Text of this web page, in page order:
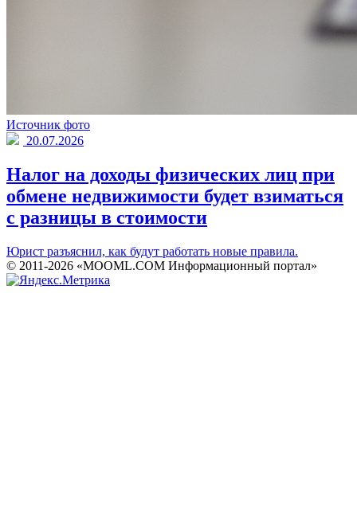
Источник фото
20.07.2026
Налог на доходы физических лиц при
обмене недвижимости будет взиматься
с разницы в стоимости
Юрист разъяснил, как будут работать новые правила.
© 2011-2026 «MOOML.COM Информационный портал»